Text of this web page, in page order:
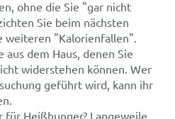
ohne die Sie "gar nicht
Sie beim nächsten
weiteren "Kalorienfallen".
aus dem Haus, denen Sie
widerstehen können. Wer
geführt wird, kann ihr
für Heißhunger? Langeweile,